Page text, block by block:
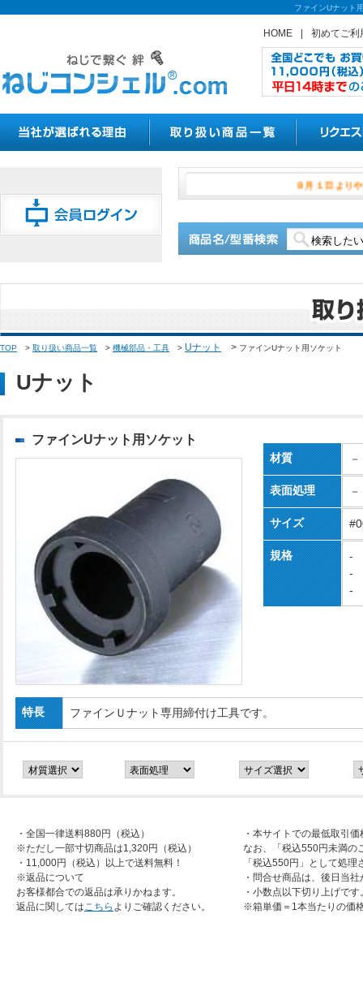
ファインUナット
HOME 初めてご利
８月１
TOP > 取り扱い商品一覧 > 機械部品・工具 > Uナット > ファインUナット用ソケット
Uナット
ファインUナット用ソケット
材質 －
表面処理 －
サイズ
規格
-
-
-
特長 ファインＵナット専用締付け工具です。
・全国一律送料880円（税込）
※ただし一部寸切商品は1,320円（税込）
・11,000円（税込）以上で送料無料！
※返品について
お客様都合での返品は承りかねます。
返品に関してはこちら よりご確認ください。
・本サイトでの最低取引
なお、「税込550円未満の
「税込550円」として処
・問合せ商品は、後日当
・小数点以下切り上げです
※箱単価＝1本当たりの価